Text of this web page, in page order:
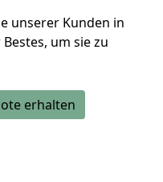
unserer Kunden in
um sie zu
erhalten